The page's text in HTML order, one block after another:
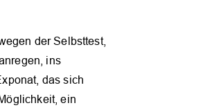
der Selbsttest,
ins
das sich
ein